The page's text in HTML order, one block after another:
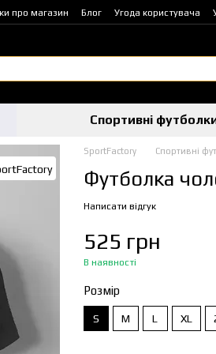
про магазин Блог Угода користувача
Спортивні
SportFactory Спортивні
Футболка
Написати відгук
525 грн
В наявності
Розмір
S M L XL